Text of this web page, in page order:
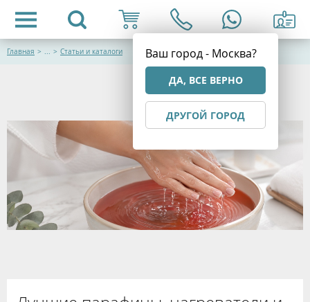
Ваш город - Москва?
ДА, ВСЕ ВЕРНО
ДРУГОЙ ГОРОД
Главная > ... > Статьи и каталоги